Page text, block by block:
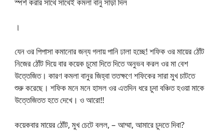
স্পর্শ করার সাথে সাথেই কমলা বানু সাড়া দিল
।
যেন ওর পিপাসা কমানোর জন্য গলায় পানি ঢালা হচ্ছে! শফিক ওর মায়ের ঠোঁট
নিজের ঠোঁট দিয়ে বার কয়েক চুমো দিতে দিতে অনুভব করল ওর মা বেশ
উত্তেজিত। কারণ কমলা বানুর জিহ্বা ততক্ষণে শফিকের সারা মুখ চাটতে
শুরু করেছে। শফিক মনে মনে হাসল ওর এতদিন ধরে চুদা বঞ্চিত হওয়া মাকে
উত্তেজিতত হতে দেখে। ও আরো!!
কয়েকবার মায়ের ঠোঁট, মুখ চেটে বলল, – আম্মা, আমারে চুদতে দিবা?